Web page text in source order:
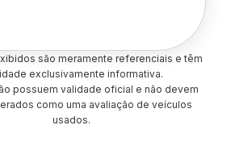
são meramente referenciais e têm
exclusivamente informativa.
possuem validade oficial e não devem
como uma avaliação de veículos
usados.